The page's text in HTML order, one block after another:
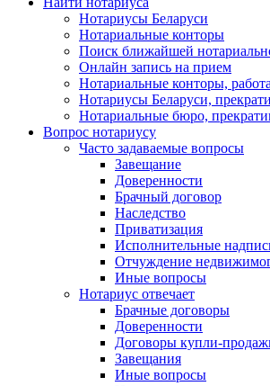
Нотариусы Беларуси
Нотариальные конторы
Поиск ближайшей
Онлайн запись на прием
Нотариальные конторы,
Нотариусы Беларуси,
Нотариальные бюро,
Вопрос нотариусу
Часто задаваемые вопросы
Завещание
Доверенности
Брачный договор
Наследство
Приватизация
Исполнительные
Отчуждение
Иные вопросы
Нотариус отвечает
Брачные договоры
Доверенности
Договоры купли-
Завещания
Иные вопросы